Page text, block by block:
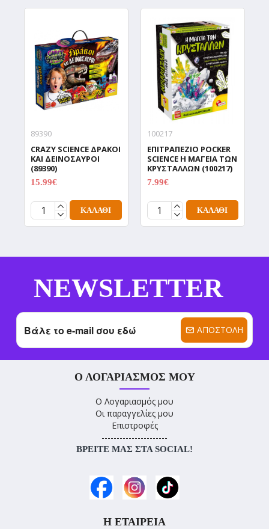
89390
CRAZY SCIENCE ΔΡΑΚΟΙ
ΚΑΙ ΔΕΙΝΟΣΑΥΡΟΙ
(89390)
15.99€
ΚΑΛΆΘΙ
100217
ΕΠΙΤΡΑΠΕΖΙΟ POCKER
SCIENCE Η ΜΑΓΕΙΑ ΤΩΝ
ΚΡΥΣΤΑΛΛΩΝ (100217)
7.99€
ΚΑΛΆΘΙ
NEWSLETTER
ΑΠΟΣΤΟΛΉ
Ο ΛΟΓΑΡΙΑΣΜΌΣ ΜΟΥ
Ο Λογαριασμός μου
Οι παραγγελίες μου
Επιστροφές
----------------------
ΒΡΕΊΤΕ ΜΑΣ ΣΤΑ SOCIAL!
Η ΕΤΑΙΡΕΊΑ